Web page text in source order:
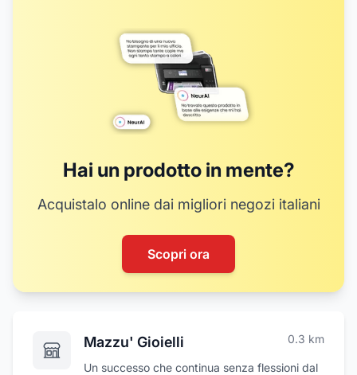
Hai un prodotto in mente?
Acquistalo online dai migliori negozi italiani
Scopri ora
Mazzu' Gioielli 0.3 km
Un successo che continua senza flessioni dal